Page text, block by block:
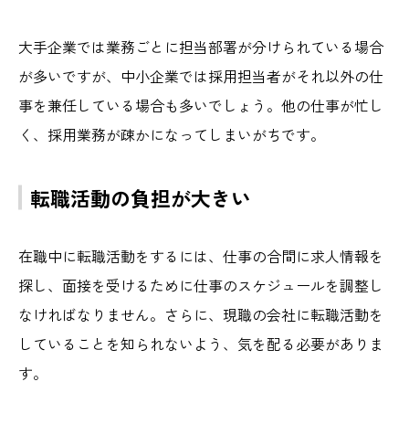
大手企業では業務ごとに担当部署が分けられている場合
が多いですが、中小企業では採用担当者がそれ以外の仕
事を兼任している場合も多いでしょう。他の仕事が忙し
く、採用業務が疎かになってしまいがちです。
転職活動の負担が大きい
在職中に転職活動をするには、仕事の合間に求人情報を
探し、面接を受けるために仕事のスケジュールを調整し
なければなりません。さらに、現職の会社に転職活動を
していることを知られないよう、気を配る必要がありま
す。